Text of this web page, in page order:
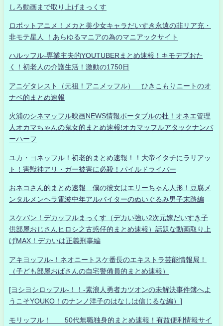
しろ動画まで取り上げまっくす
ロボットアニメ！メカと美少女キャラだいすき永遠の非リア充・
非モテ星人 ！あらゆるマニアの為のマニアックサイト
ハルッフル-専業主夫的YOUTUBERまとめ速報！キモデブおた
く！初老人の介護生活！激動の1750日
アニゲタレスト（元祖！アニメッフル） ひきこもりニートのオ
ナベ的まとめ速報
火浦のシネマッフル映画NEWS情報ポータブルの杜！オネエ管理
人オカマちゃんの鬼女的まとめ速報!オカマッフルアタックナンバ
ーハーフ
ユカ・ヨネッフル！初老的まとめ速報！！大帝イタチにラリアッ
ト！害獣神アリ・ガー被害に必殺！パイルドライバー
おネコさん的まとめ速報 僕の彼女はエリーちゃん人形！豆腐メ
ンタルメンヘラ電波中年アルバイターのぬいぐるみ男子末路編
スケバン！デカッフルまっくす（デカい強い2次元嫁だいすき子
供部屋おじさんヒロシ之古惑仔的まとめ速報）話題な動画取り上
げMAX！デカいは正義刑事編
アキヨッフル-！ネオニートスケ番長のエキストラ芸能情報局！
（子ども部屋おばさんの自宅警備員的まとめ速報）
[ヨシヨシロッフル-！！-素浪人勇者カツオンの未解決事件簿へよ
うこそYOUKO！のナンノ洋子のはなしは信じるな編）]
モリッフル！ 50代無職独身的まとめ速報！有益便利情報サイ